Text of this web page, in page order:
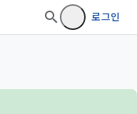
로그인